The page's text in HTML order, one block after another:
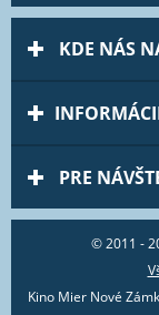
KDE NÁS
PRE
© 2011 -
Kino Mier Nové